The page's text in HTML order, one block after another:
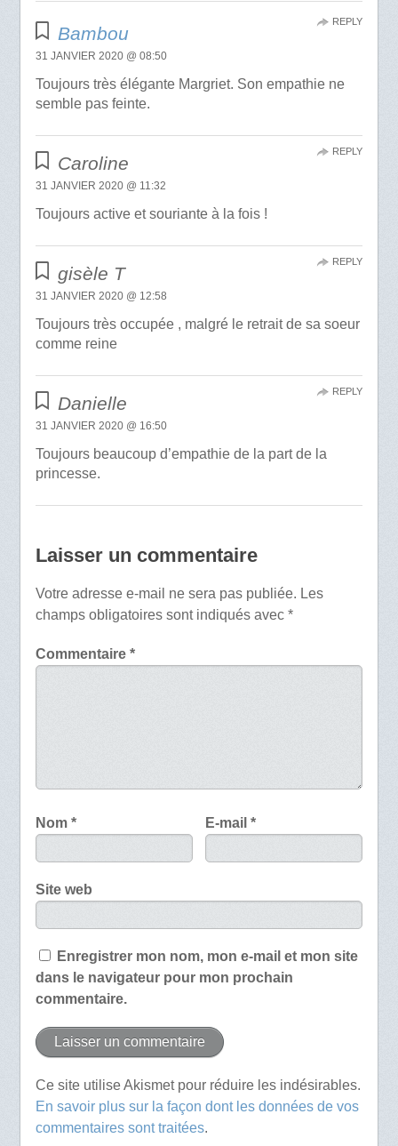
Bambou
31 JANVIER 2020 @ 08:50
Toujours très élégante Margriet. Son empathie ne
semble pas feinte.
REPLY
Caroline
31 JANVIER 2020 @ 11:32
Toujours active et souriante à la fois !
REPLY
gisèle T
31 JANVIER 2020 @ 12:58
Toujours très occupée , malgré le retrait de sa soeur
comme reine
REPLY
Danielle
31 JANVIER 2020 @ 16:50
Toujours beaucoup d’empathie de la part de la
princesse.
REPLY
Laisser un commentaire
Votre adresse e-mail ne sera pas publiée. Les
champs obligatoires sont indiqués avec *
Commentaire *
Nom * E-mail*
Site web
Enregistrer mon nom, mon e-mail et mon site
dans le navigateur pour mon prochain
commentaire.
Ce site utilise Akismet pour réduire les indésirables.
En savoir plus sur la façon dont les données de vos
commentaires sont traitées.